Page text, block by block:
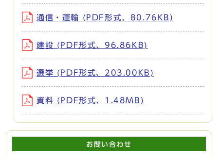
通信・運輸 (PDF形式、80.76KB)
建設 (PDF形式、96.86KB)
選挙 (PDF形式、203.00KB)
資料 (PDF形式、1.48MB)
お問い合わせ